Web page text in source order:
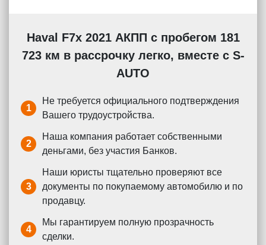
Haval F7x 2021 АКПП с пробегом 181
723 км в рассрочку легко, вместе с S-
AUTO
1
Не требуется официального подтверждения
Вашего трудоустройства.
2
Наша компания работает собственными
деньгами, без участия Банков.
3
Наши юристы тщательно проверяют все
документы по покупаемому автомобилю и по
продавцу.
4
Мы гарантируем полную прозрачность
сделки.